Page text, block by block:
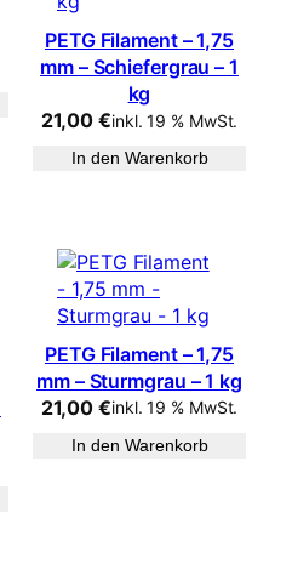
PETG Filament – 1,75
mm – Schiefergrau – 1
kg
21,00€inkl. 19 % MwSt.
In den Warenkorb
PETG Filament – 1,75
mm – Sturmgrau – 1 kg
21,00€inkl. 19 % MwSt.
In den Warenkorb